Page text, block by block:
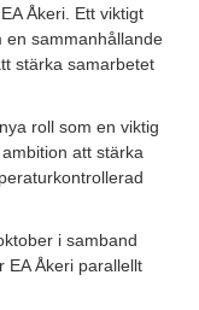
Åkeri. Ett viktigt
en sammanhållande
stärka samarbetet
roll som en viktig
att stärka
i samband
EA Åkeri parallellt